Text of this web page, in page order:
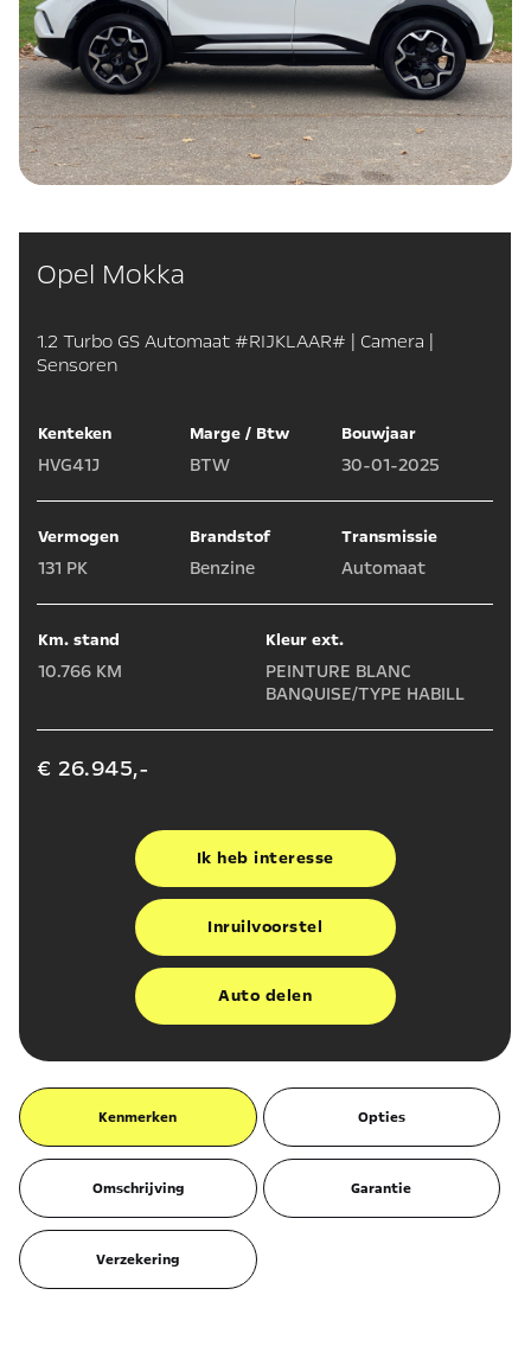
Opel Mokka
1.2 Turbo GS Automaat #RIJKLAAR# | Camera |
Sensoren
Kenteken
HVG41J
Marge / Btw
BTW
Bouwjaar
30-01-2025
Vermogen
131 PK
Brandstof
Benzine
Transmissie
Automaat
Km. stand
10.766 KM
Kleur ext.
PEINTURE BLANC
BANQUISE/TYPE HABILL
€ 26.945,-
Ik heb interesse
Inruilvoorstel
Auto delen
Kenmerken Opties
Omschrijving Garantie
Verzekering